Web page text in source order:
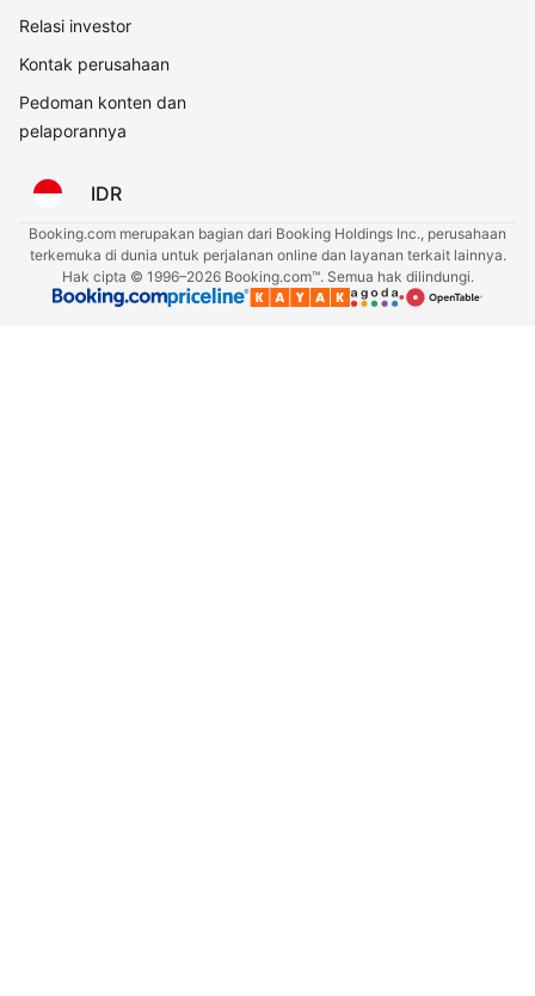
Relasi investor
Kontak perusahaan
Pedoman konten dan
pelaporannya
IDR
Booking.com merupakan bagian dari Booking Holdings Inc., perusahaan
terkemuka di dunia untuk perjalanan online dan layanan terkait lainnya.
Hak cipta © 1996–2026 Booking.com™. Semua hak dilindungi.